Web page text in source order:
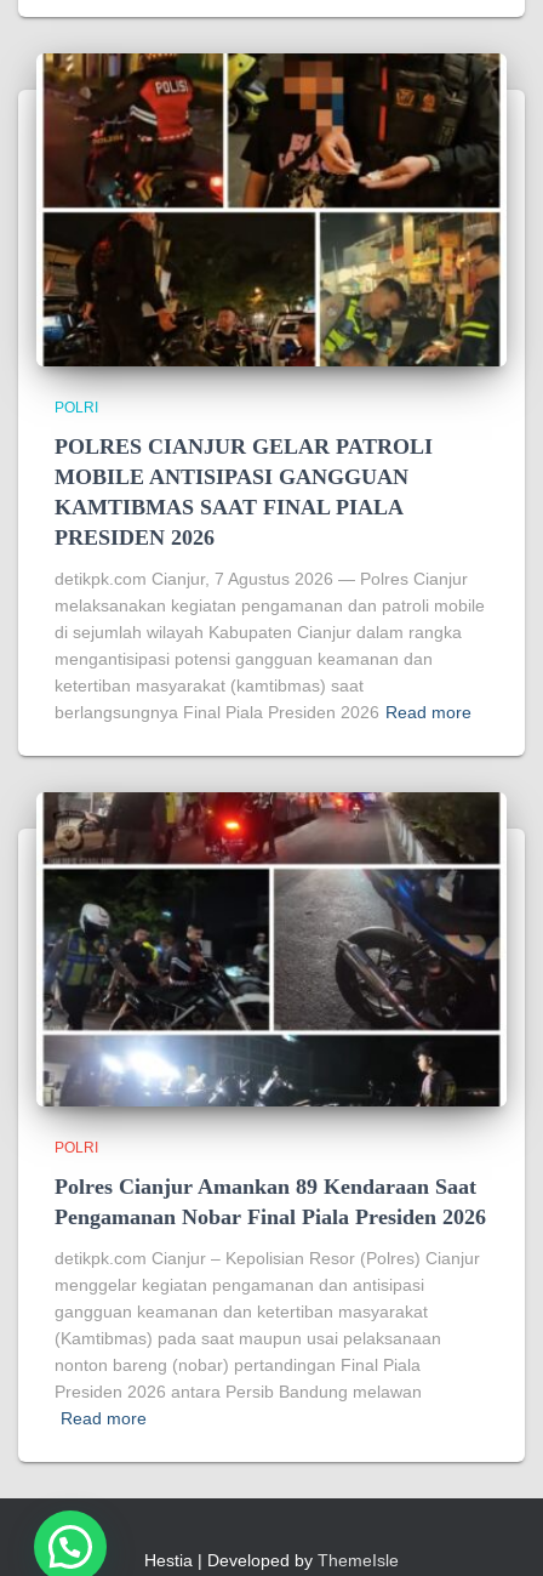
POLRI
POLRES CIANJUR GELAR PATROLI
MOBILE ANTISIPASI GANGGUAN
KAMTIBMAS SAAT FINAL PIALA
PRESIDEN 2026
detikpk.com Cianjur, 7 Agustus 2026 — Polres Cianjur
melaksanakan kegiatan pengamanan dan patroli mobile
di sejumlah wilayah Kabupaten Cianjur dalam rangka
mengantisipasi potensi gangguan keamanan dan
ketertiban masyarakat (kamtibmas) saat
berlangsungnya Final Piala Presiden 2026 Read more
POLRI
Polres Cianjur Amankan 89 Kendaraan Saat
Pengamanan Nobar Final Piala Presiden 2026
detikpk.com Cianjur – Kepolisian Resor (Polres) Cianjur
menggelar kegiatan pengamanan dan antisipasi
gangguan keamanan dan ketertiban masyarakat
(Kamtibmas) pada saat maupun usai pelaksanaan
nonton bareng (nobar) pertandingan Final Piala
Presiden 2026 antara Persib Bandung melawan
Read more
Hestia | Developed by ThemeIsle